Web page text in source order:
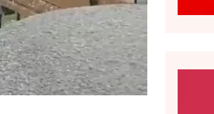
RETRO JAVORE